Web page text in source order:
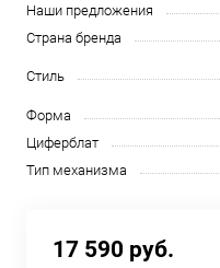
Наши предложения
Страна бренда
Стиль
Форма
Циферблат
Тип механизма
17 590 руб.